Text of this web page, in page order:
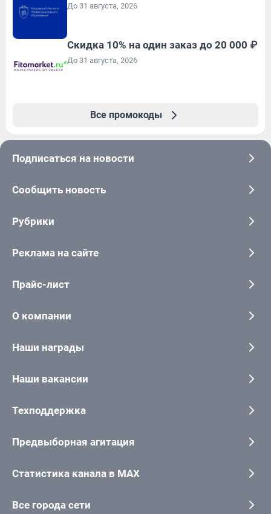
До 31 августа, 2026
Скидка 10% на один заказ до 20 000 ₽
До 31 августа, 2026
Все промокоды
Подписаться на новости
Сообщить новость
Рубрики
Реклама на сайте
Прайс-лист
О компании
Наши награды
Наши вакансии
Техподдержка
Предвыборная агитация
Статистика канала в MAX
Все города сети